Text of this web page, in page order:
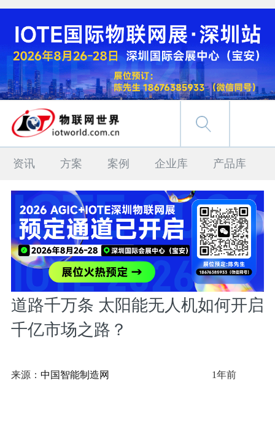
资讯 方案 案例 企业库 产品库
道路千万条 太阳能无人机如何开启
千亿市场之路？
来源： 中国智能制造网 1年前